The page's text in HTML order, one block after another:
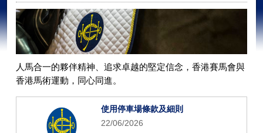
人馬合一的夥伴精神、追求卓越的堅定信念，香港賽馬會與
香港馬術運動，同心同進。
使用停車場條款及細則
22/06/2026